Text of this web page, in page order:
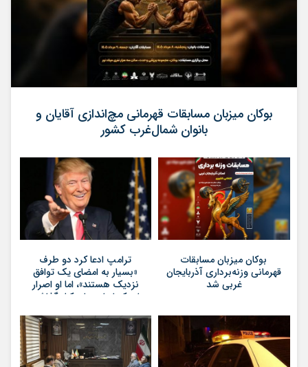
بوکان میزبان مسابقات قهرمانی مچ‌اندازی آقایان و
بانوان شمال‌غرب کشور
بوکان میزبان مسابقات
قهرمانی وزنه‌برداری آذربایجان
غربی شد
ترامپ ادعا کرد دو طرف
«بسیار به امضای یک توافق
نزدیک هستند»، اما او اصرار
دارد که ایران برای کنار گذاشتن
گام‌های بیشتری بردارد